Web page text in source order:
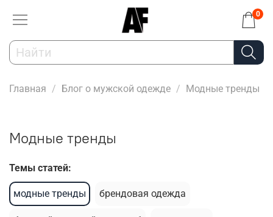
0
Главная Блог о мужской одежде Модные тренды
Модные тренды
Темы статей:
модные тренды брендовая одежда